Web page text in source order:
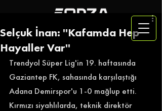
Selçuk İnan: ''Kafamda Hep
Hayaller Var''
Trendyol Süper Lig'in 19. haftasında
Gaziantep FK, sahasında karşılaştığı
Adana Demirspor'u 1-0 mağlup etti.
Kırmızı siyahlılarda, teknik direktör